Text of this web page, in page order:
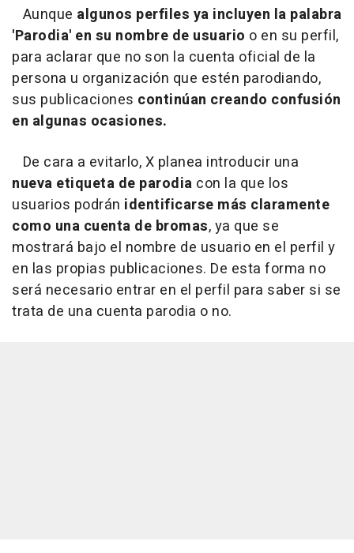
Aunque algunos perfiles ya incluyen la palabra
'Parodia' en su nombre de usuario o en su perfil,
para aclarar que no son la cuenta oficial de la
persona u organización que estén parodiando,
sus publicaciones continúan creando confusión
en algunas ocasiones.
De cara a evitarlo, X planea introducir una
nueva etiqueta de parodia con la que los
usuarios podrán identificarse más claramente
como una cuenta de bromas, ya que se
mostrará bajo el nombre de usuario en el perfil y
en las propias publicaciones. De esta forma no
será necesario entrar en el perfil para saber si se
trata de una cuenta parodia o no.